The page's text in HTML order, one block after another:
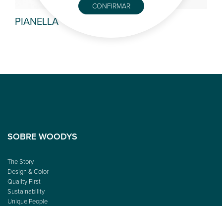
PIANELLA
SOBRE WOODYS
The Story
Design & Color
Quality First
Sustainability
Unique People
CONFIRMAR